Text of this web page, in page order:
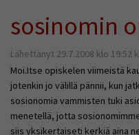
sosinomin
Lähettänyt 29.7.2008 klo 19:52
Moi.Itse opiskelen viimeistä
jotenkin jo välillä pännii, kun
sosionomia vammisten tuki
menetellä, jotta
siis yksikertaiseti kerkiä aina